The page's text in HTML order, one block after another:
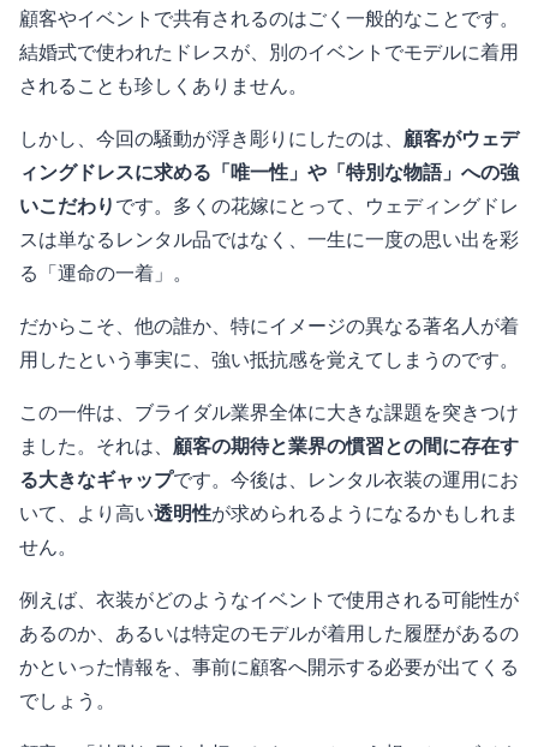
顧客やイベントで共有されるのはごく一般的なことです。
結婚式で使われたドレスが、別のイベントでモデルに着用
されることも珍しくありません。
しかし、今回の騒動が浮き彫りにしたのは、 顧客がウェデ
ィングドレスに求める「唯一性」や「特別な物語」への強
いこだわり です。多くの花嫁にとって、ウェディングドレ
スは単なるレンタル品ではなく、一生に一度の思い出を彩
る「運命の一着」。
だからこそ、他の誰か、特にイメージの異なる著名人が着
用したという事実に、強い抵抗感を覚えてしまうのです。
この一件は、ブライダル業界全体に大きな課題を突きつけ
ました。それは、 顧客の期待と業界の慣習との間に存在す
る大きなギャップです。今後は、レンタル衣装の運用にお
いて、より高い透明性が求められるようになるかもしれま
せん。
例えば、衣装がどのようなイベントで使用される可能性が
あるのか、あるいは特定のモデルが着用した履歴があるの
かといった情報を、事前に顧客へ開示する必要が出てくる
でしょう。